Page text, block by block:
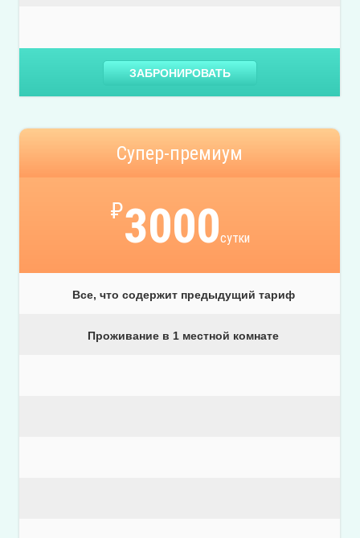
ЗАБРОНИРОВАТЬ
Супер-премиум
₽3000сутки
Все, что содержит предыдущий тариф
Проживание в 1 местной комнате